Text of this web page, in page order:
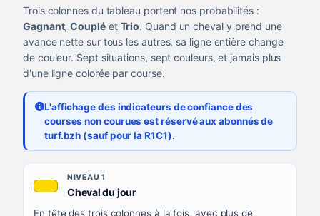
Trois colonnes du tableau portent nos probabilités :
Gagnant,Coupléet Trio. Quand un cheval y prend une
avance nette sur tous les autres, sa ligne entière change
de couleur. Sept situations, sept couleurs, et jamais plus
d'une ligne colorée par course.
L'affichage des indicateurs de confiance des
courses non courues est réservé aux abonnés de
turf.bzh (sauf pour la R1C1).
QUAND LA LIGNE PREND CETTE COULEUR
NIVEAU 1
Cheval du jour, couleur jaune or
En tête des trois colonnes à la fois, avec plus de